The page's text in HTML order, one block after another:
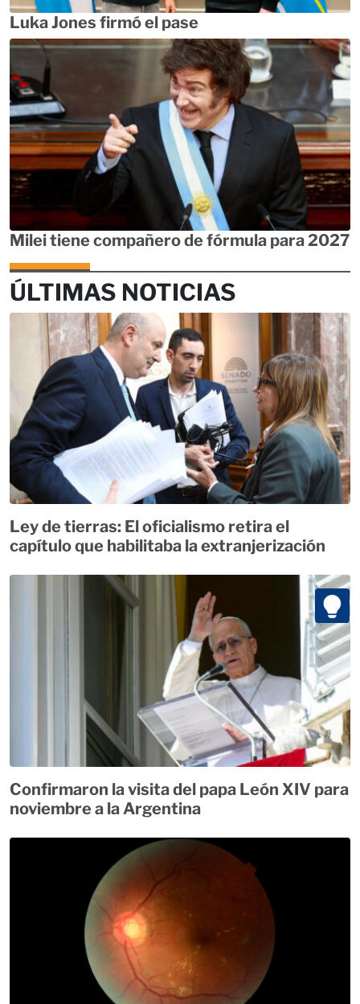
Luka Jones firmó el pase
Milei tiene compañero de fórmula para 2027
ÚLTIMAS NOTICIAS
Ley de tierras: El oficialismo retira el
capítulo que habilitaba la extranjerización
Confirmaron la visita del papa León XIV para
noviembre a la Argentina